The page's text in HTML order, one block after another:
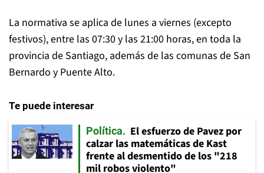
La normativa se aplica de lunes a viernes (excepto
festivos), entre las 07:30 y las 21:00 horas, en toda la
provincia de Santiago, además de las comunas de San
Bernardo y Puente Alto.
Te puede interesar
Política
El esfuerzo de Pavez por
calzar las matemáticas de Kast
frente al desmentido de los "218
mil robos violento"